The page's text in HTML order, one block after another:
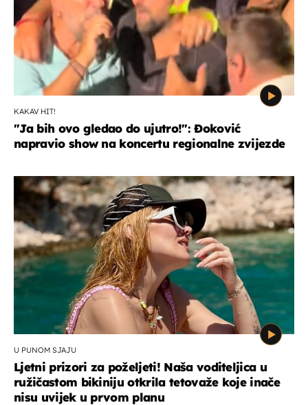
KAKAV HIT!
"Ja bih ovo gledao do ujutro!": Đoković
napravio show na koncertu regionalne zvijezde
U PUNOM SJAJU
Ljetni prizori za poželjeti! Naša voditeljica u
ružičastom bikiniju otkrila tetovaže koje inače
nisu uvijek u prvom planu